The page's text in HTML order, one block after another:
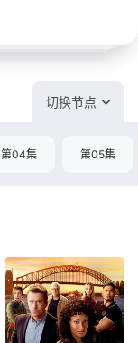
切换节点
第04集 第05集